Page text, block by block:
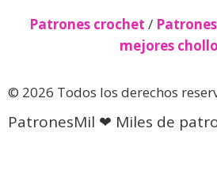
Patrones crochet /
mejores
© 2026 Todos los derechos
PatronesMil ❤ Miles de